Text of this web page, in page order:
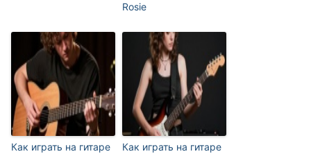
Rosie
Как играть на гитаре
Как играть на гитаре